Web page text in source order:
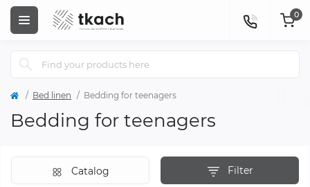
0
Bed linen Bedding for teenagers
Bedding for teenagers
Filter
Catalog